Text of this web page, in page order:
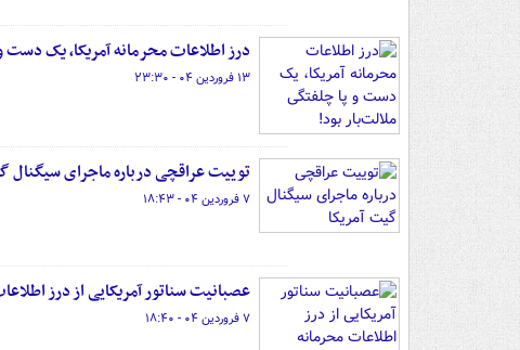
درز اطلاعات محرمانه آمریکا، یک دست
۱۳ فروردین ۰۴ - ۲۳:۳۰
توییت عراقچی درباره ماجرای سیگنال
۷ فروردین ۰۴ - ۱۸:۴۳
عصبانیت سناتور آمریکایی از درز
۷ فروردین ۰۴ - ۱۸:۴۰